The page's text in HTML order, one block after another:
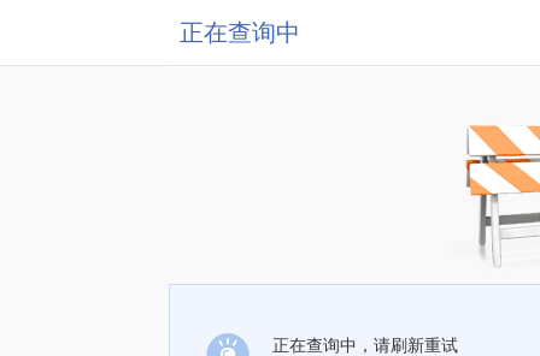
正在查询中
正在查询中，请刷新重试